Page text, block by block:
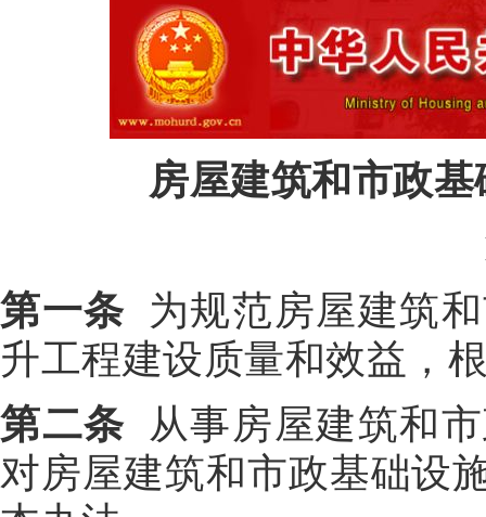
房屋建筑和市政
第一条 为规范房屋建筑
升工程建设质量和效益，
第二条 从事房屋建筑和
对房屋建筑和市政基础设